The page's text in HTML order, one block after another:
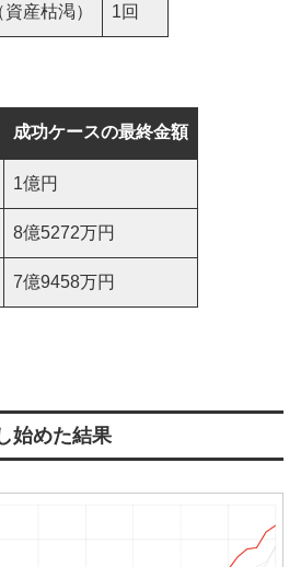
産枯渇） 1回
成功ケースの最終金額
1億円
8億5272万円
7億9458万円
始めた結果